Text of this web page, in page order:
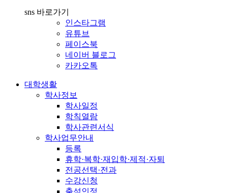
sns 바로가기
인스타그램
유튜브
페이스북
네이버 블로그
카카오톡
대학생활
학사정보
학사일정
학칙열람
학사관련서식
학사업무안내
등록
휴학·복학·재입학·제적·자퇴
전공선택·전과
수강신청
출석인정